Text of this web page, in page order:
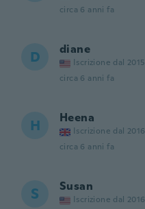
circa 6 anni fa
D diane
Iscrizione dal 2015
circa 6 anni fa
H Heena
Iscrizione dal 2016
circa 6 anni fa
S Susan
Iscrizione dal 2016